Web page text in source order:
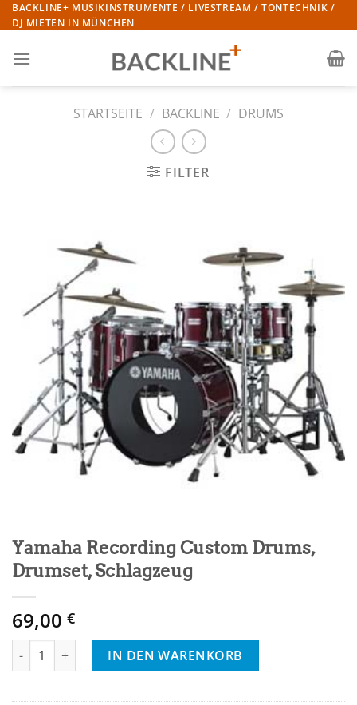
Zum
Inhalt
BACKLINE+ MUSIKINSTRUMENTE / LIVESTREAM / TONTECHNIK /
DJ MIETEN IN MÜNCHEN
STARTSEITE / BACKLINE / DRUMS
FILTER
Yamaha Recording Custom Drums,
Drumset, Schlagzeug
69,00 €
Yamaha Recording Custom Drums, Drumset, Schlagzeug Menge
IN DEN WARENKORB